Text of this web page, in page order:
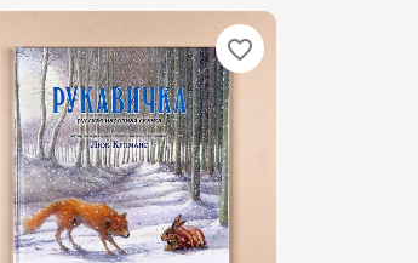
favorite_border